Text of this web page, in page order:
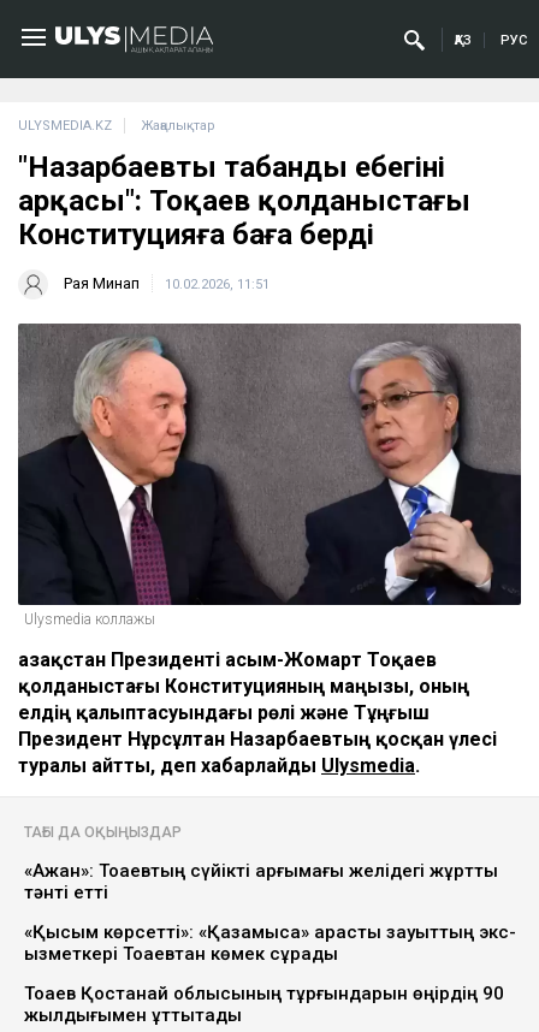
ҚАЗ РУС
ULYSMEDIA.KZ Жаңалықтар
"Назарбаевтың табанды еңбегінің
арқасы": Тоқаев қолданыстағы
Конституцияға баға берді
Рая Минап 10.02.2026, 11:51
Ulysmedia коллажы
Қазақстан Президенті Қасым-Жомарт Тоқаев
қолданыстағы Конституцияның маңызы, оның
елдің қалыптасуындағы рөлі және Тұңғыш
Президент Нұрсұлтан Назарбаевтың қосқан үлесі
туралы айтты, деп хабарлайды Ulysmedia.
ТАҒЫ ДА ОҚЫҢЫЗДАР
«Ақжан»: Тоқаевтың сүйікті арғымағы желідегі жұртты
тәнті етті
«Қысым көрсетті»: «Қазақмысқа» қарасты зауыттың экс-
қызметкері Тоқаевтан көмек сұрады
Тоқаев Қостанай облысының тұрғындарын өңірдің 90
жылдығымен құттықтады